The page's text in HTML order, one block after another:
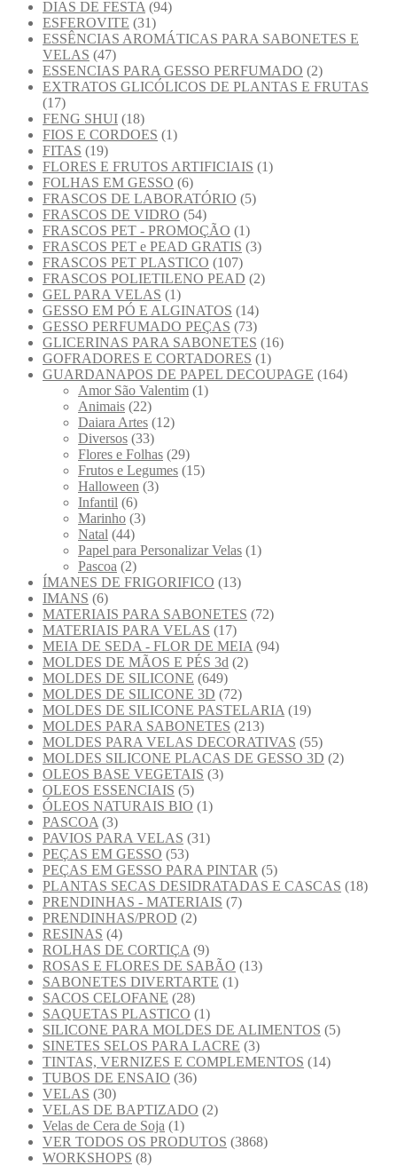
DIAS DE FESTA (94)
ESFEROVITE (31)
ESSÊNCIAS AROMÁTICAS PARA SABONETES E
VELAS (47)
ESSENCIAS PARA GESSO PERFUMADO (2)
EXTRATOS GLICÓLICOS DE PLANTAS E FRUTAS
(17)
FENG SHUI (18)
FIOS E CORDOES (1)
FITAS (19)
FLORES E FRUTOS ARTIFICIAIS (1)
FOLHAS EM GESSO (6)
FRASCOS DE LABORATÓRIO (5)
FRASCOS DE VIDRO (54)
FRASCOS PET - PROMOÇÃO (1)
FRASCOS PET e PEAD GRATIS (3)
FRASCOS PET PLASTICO (107)
FRASCOS POLIETILENO PEAD (2)
GEL PARA VELAS (1)
GESSO EM PÓ E ALGINATOS (14)
GESSO PERFUMADO PEÇAS (73)
GLICERINAS PARA SABONETES (16)
GOFRADORES E CORTADORES (1)
GUARDANAPOS DE PAPEL DECOUPAGE (164)
Amor São Valentim (1)
Animais (22)
Daiara Artes (12)
Diversos (33)
Flores e Folhas (29)
Frutos e Legumes (15)
Halloween (3)
Infantil (6)
Marinho (3)
Natal (44)
Papel para Personalizar Velas (1)
Pascoa (2)
ÍMANES DE FRIGORIFICO (13)
IMANS (6)
MATERIAIS PARA SABONETES (72)
MATERIAIS PARA VELAS (17)
MEIA DE SEDA - FLOR DE MEIA (94)
MOLDES DE MÃOS E PÉS 3d (2)
MOLDES DE SILICONE (649)
MOLDES DE SILICONE 3D (72)
MOLDES DE SILICONE PASTELARIA (19)
MOLDES PARA SABONETES (213)
MOLDES PARA VELAS DECORATIVAS (55)
MOLDES SILICONE PLACAS DE GESSO 3D (2)
OLEOS BASE VEGETAIS (3)
OLEOS ESSENCIAIS (5)
ÓLEOS NATURAIS BIO (1)
PASCOA (3)
PAVIOS PARA VELAS (31)
PEÇAS EM GESSO (53)
PEÇAS EM GESSO PARA PINTAR (5)
PLANTAS SECAS DESIDRATADAS E CASCAS (18)
PRENDINHAS - MATERIAIS (7)
PRENDINHAS/PROD (2)
RESINAS (4)
ROLHAS DE CORTIÇA (9)
ROSAS E FLORES DE SABÃO (13)
SABONETES DIVERTARTE (1)
SACOS CELOFANE (28)
SAQUETAS PLASTICO (1)
SILICONE PARA MOLDES DE ALIMENTOS (5)
SINETES SELOS PARA LACRE (3)
TINTAS, VERNIZES E COMPLEMENTOS (14)
TUBOS DE ENSAIO (36)
VELAS (30)
VELAS DE BAPTIZADO (2)
Velas de Cera de Soja (1)
VER TODOS OS PRODUTOS (3868)
WORKSHOPS (8)